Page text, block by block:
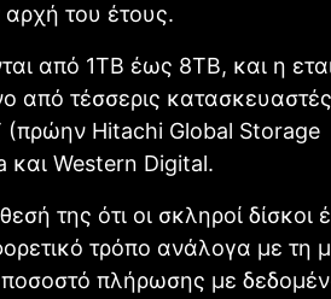
του έτους.
από 1TB έως 8TB, και η
από τέσσερις
(πρώην Hitachi Global Storage
και Western Digital.
της ότι οι σκληροί δίσκοι
τρόπο ανάλογα με τη
ποσοστό πλήρωσης με